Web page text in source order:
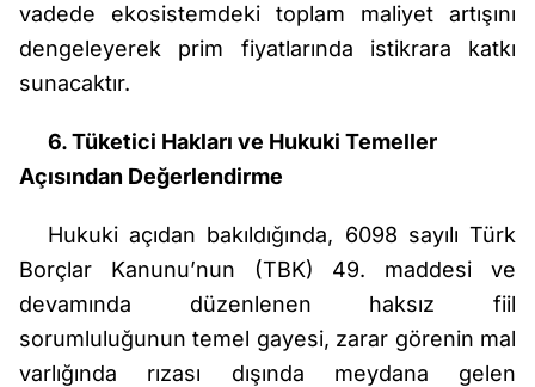
vadede ekosistemdeki toplam maliyet artışını
dengeleyerek prim fiyatlarında istikrara katkı
sunacaktır.
6. Tüketici Hakları ve Hukuki Temeller
Açısından Değerlendirme
Hukuki açıdan bakıldığında, 6098 sayılı Türk
Borçlar Kanunu’nun (TBK) 49. maddesi ve
devamında düzenlenen haksız fiil
sorumluluğunun temel gayesi, zarar görenin mal
varlığında rızası dışında meydana gelen